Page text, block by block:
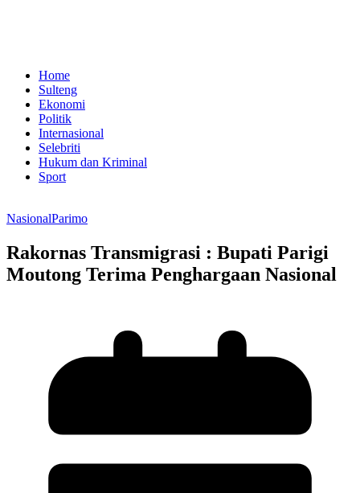
Home
Sulteng
Ekonomi
Politik
Internasional
Selebriti
Hukum dan Kriminal
Sport
NasionalParimo
Rakornas Transmigrasi : Bupati Parigi
Moutong Terima Penghargaan Nasional